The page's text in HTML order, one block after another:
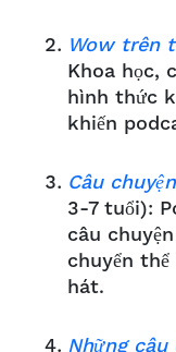
Wow trên
Khoa học,
hình thức
khiến
Câu
3-7 tuổi):
câu
chuyển
hát.
Những